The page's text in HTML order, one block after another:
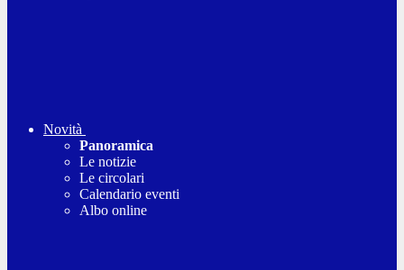
Novità
Panoramica
Le notizie
Le circolari
Calendario eventi
Albo online